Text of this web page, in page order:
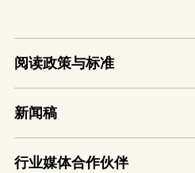
阅读政策与标准
新闻稿
行业媒体合作伙伴